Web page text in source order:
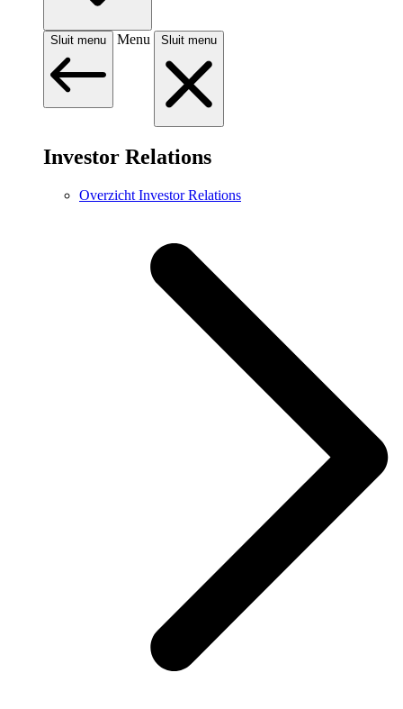
Sluit menu Menu Sluit menu
Investor Relations
Overzicht Investor Relations